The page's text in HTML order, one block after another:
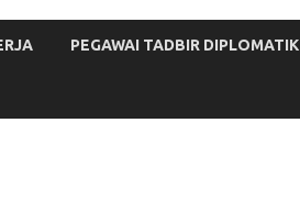
PEGAWAI TADBIR DIPLOMATIK